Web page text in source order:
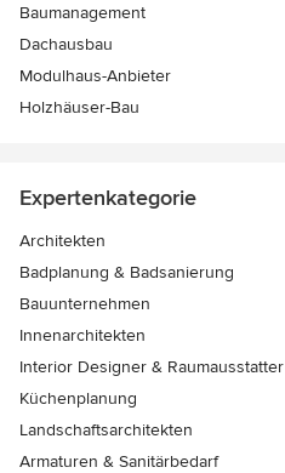
Baumanagement
Dachausbau
Modulhaus-Anbieter
Holzhäuser-Bau
Expertenkategorie
Architekten
Badplanung & Badsanierung
Bauunternehmen
Innenarchitekten
Interior Designer & Raumausstatter
Küchenplanung
Landschaftsarchitekten
Armaturen & Sanitärbedarf